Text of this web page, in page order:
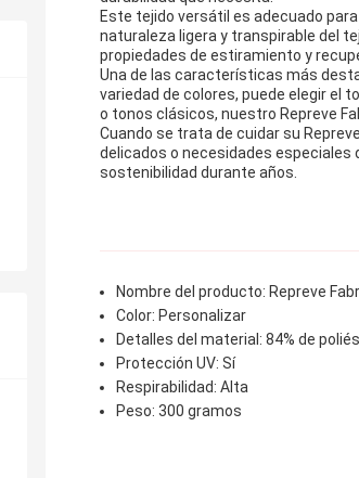
Este tejido versátil es adecuado
naturaleza ligera y transpirable del
propiedades de estiramiento y
Una de las características más
variedad de colores, puede elegir el
o tonos clásicos, nuestro Repreve
Cuando se trata de cuidar su
delicados o necesidades especiales
sostenibilidad durante años.
Nombre del producto: Repreve
Color: Personalizar
Detalles del material: 84% de
Protección UV: Sí
Respirabilidad: Alta
Peso: 300 gramos